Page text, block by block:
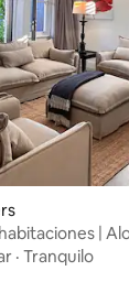
|
· Tranquilo